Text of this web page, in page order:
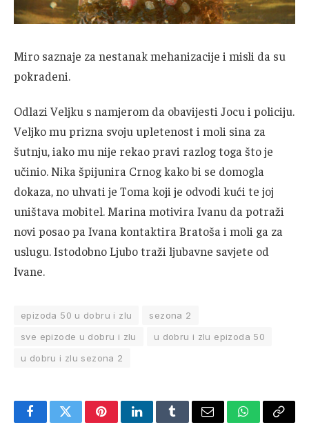
Miro saznaje za nestanak mehanizacije i misli da su
pokradeni.
Odlazi Veljku s namjerom da obavijesti Jocu i policiju.
Veljko mu prizna svoju upletenost i moli sina za
šutnju, iako mu nije rekao pravi razlog toga što je
učinio. Nika špijunira Crnog kako bi se domogla
dokaza, no uhvati je Toma koji je odvodi kući te joj
uništava mobitel. Marina motivira Ivanu da potraži
novi posao pa Ivana kontaktira Bratoša i moli ga za
uslugu. Istodobno Ljubo traži ljubavne savjete od
Ivane.
epizoda 50 u dobru i zlu
sezona 2
sve epizode u dobru i zlu
u dobru i zlu epizoda 50
u dobru i zlu sezona 2
FacebookTwitterPinterestLinkedInTumblrEmail WhatsApp
Copy